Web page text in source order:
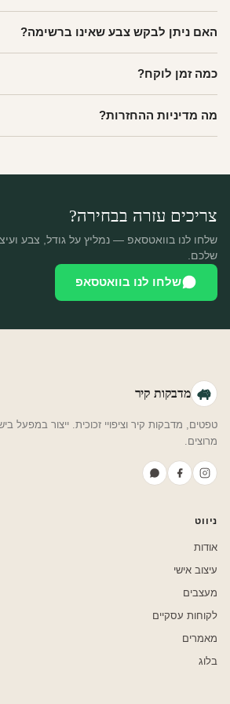
שינה של מבוגרים — L. לפינה קטנה — S.
האם ניתן לבקש צבע שאינו ברשימה?
הצבעים זמינים ללא תוספת מחיר.
כמה זמן לוקח?
14:00 — יצאו באותו יום.
מה מדיניות ההחזרות?
צריכים עזרה בבחירה?
שלחו לנו בוואטסאפ — נמליץ על גודל, צבע
שלכם.
שלחו לנו בוואטסאפ
מדבקות קיר
מרוצים.
ניווט
אודות
עיצוב אישי
מעצבים
לקוחות עסקיים
מאמרים
בלוג